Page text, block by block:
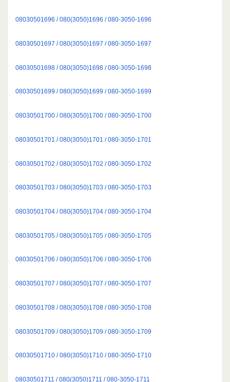
08030501696 / 080(3050)1696 / 080-3050-1696
08030501697 / 080(3050)1697 / 080-3050-1697
08030501698 / 080(3050)1698 / 080-3050-1698
08030501699 / 080(3050)1699 / 080-3050-1699
08030501700 / 080(3050)1700 / 080-3050-1700
08030501701 / 080(3050)1701 / 080-3050-1701
08030501702 / 080(3050)1702 / 080-3050-1702
08030501703 / 080(3050)1703 / 080-3050-1703
08030501704 / 080(3050)1704 / 080-3050-1704
08030501705 / 080(3050)1705 / 080-3050-1705
08030501706 / 080(3050)1706 / 080-3050-1706
08030501707 / 080(3050)1707 / 080-3050-1707
08030501708 / 080(3050)1708 / 080-3050-1708
08030501709 / 080(3050)1709 / 080-3050-1709
08030501710 / 080(3050)1710 / 080-3050-1710
08030501711 / 080(3050)1711 / 080-3050-1711